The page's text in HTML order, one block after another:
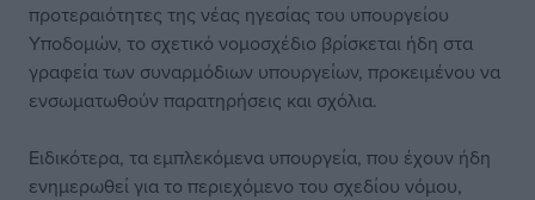
προτεραιότητες της νέας ηγεσίας του υπουργείου
Υποδομών, το σχετικό νομοσχέδιο βρίσκεται ήδη στα
γραφεία των συναρμόδιων υπουργείων, προκειμένου να
ενσωματωθούν παρατηρήσεις και σχόλια.
Ειδικότερα, τα εμπλεκόμενα υπουργεία, που έχουν ήδη
ενημερωθεί για το περιεχόμενο του σχεδίου νόμου,